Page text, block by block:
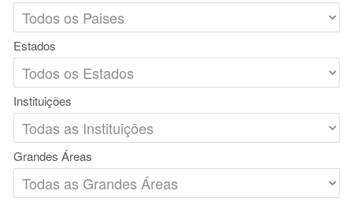
Estados
Instituições
Grandes Áreas